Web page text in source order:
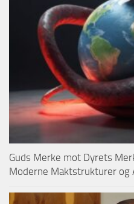
Guds Merke mot Dyrets
Moderne Maktstrukturer og